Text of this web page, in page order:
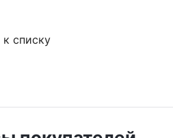
списку